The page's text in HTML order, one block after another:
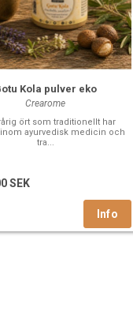
Kola pulver eko
Crearome
ört som traditionellt har
ayurvedisk medicin och
tra...
SEK